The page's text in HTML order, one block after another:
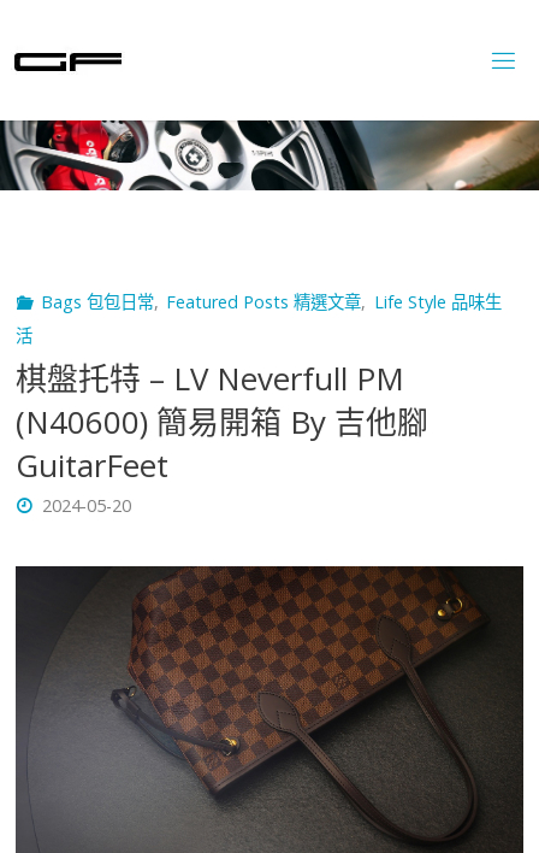
content
Bags 包包日常, Featured Posts 精選文章, Life Style 品味生
活
棋盤托特 – LV Neverfull PM
(N40600) 簡易開箱 By 吉他腳
GuitarFeet
2024-05-20